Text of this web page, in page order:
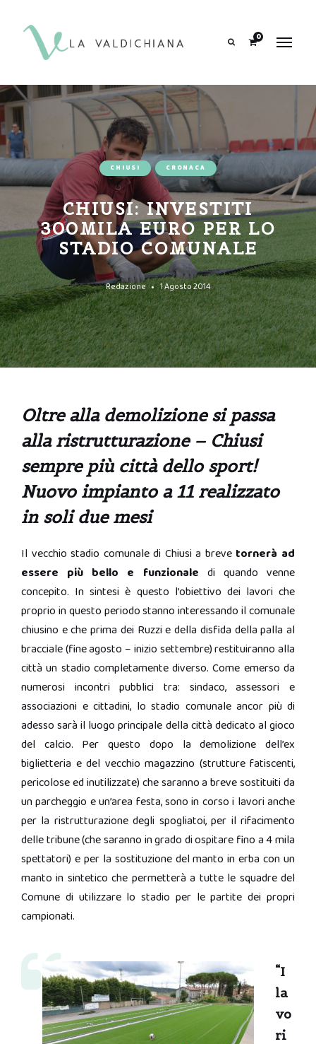
0
CHIUSI CRONACA
CHIUSI: INVESTITI
300MILA EURO PER LO
STADIO COMUNALE
Redazione 1 Agosto 2014
Oltre alla demolizione si passa
alla ristrutturazione – Chiusi
sempre più città dello sport!
Nuovo impianto a 11 realizzato
in soli due mesi
Il vecchio stadio comunale di Chiusi a breve tornerà ad
essere più bello e funzionale di quando venne
concepito. In sintesi è questo l’obiettivo dei lavori che
proprio in questo periodo stanno interessando il comunale
chiusino e che prima dei Ruzzi e della disfida della palla al
bracciale (fine agosto – inizio settembre) restituiranno alla
città un stadio completamente diverso. Come emerso da
numerosi incontri pubblici tra: sindaco, assessori e
associazioni e cittadini, lo stadio comunale ancor più di
adesso sarà il luogo principale della città dedicato al gioco
del calcio. Per questo dopo la demolizione dell’ex
biglietteria e del vecchio magazzino (strutture fatiscenti,
pericolose ed inutilizzate) che saranno a breve sostituiti da
un parcheggio e un’area festa, sono in corso i lavori anche
per la ristrutturazione degli spogliatoi, per il rifacimento
delle tribune (che saranno in grado di ospitare fino a 4 mila
spettatori) e per la sostituzione del manto in erba con un
manto in sintetico che permetterà a tutte le squadre del
Comune di utilizzare lo stadio per le partite dei propri
campionati.
“I
la
vo
ri